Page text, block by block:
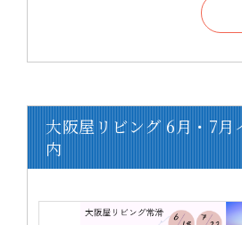
大阪屋リビング 6月・7月
内